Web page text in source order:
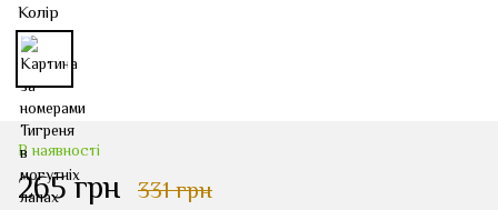
Колір
В наявності
265 грн 331 грн